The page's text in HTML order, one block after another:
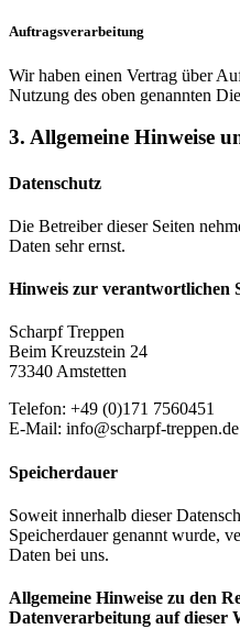
Auftragsverarbeitung
Wir haben einen Vertrag über
Nutzung des oben genannten
3. Allgemeine Hinweise
Datenschutz
Die Betreiber dieser Seiten
Daten sehr ernst.
Hinweis zur verantwortlichen
Scharpf Treppen
Beim Kreuzstein 24
73340 Amstetten
Telefon: +49 (0)171 7560451
E-Mail: info@scharpf-treppen.de
Speicherdauer
Soweit innerhalb dieser
Speicherdauer genannt wurde,
Daten bei uns.
Allgemeine Hinweise zu den
Datenverarbeitung auf dieser